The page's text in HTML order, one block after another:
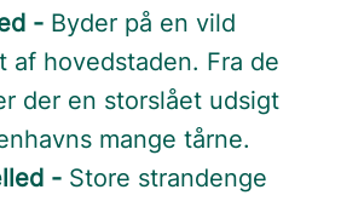
- Byder på en vild
af hovedstaden. Fra de
der en storslået udsigt
mange tårne.
- Store strandenge